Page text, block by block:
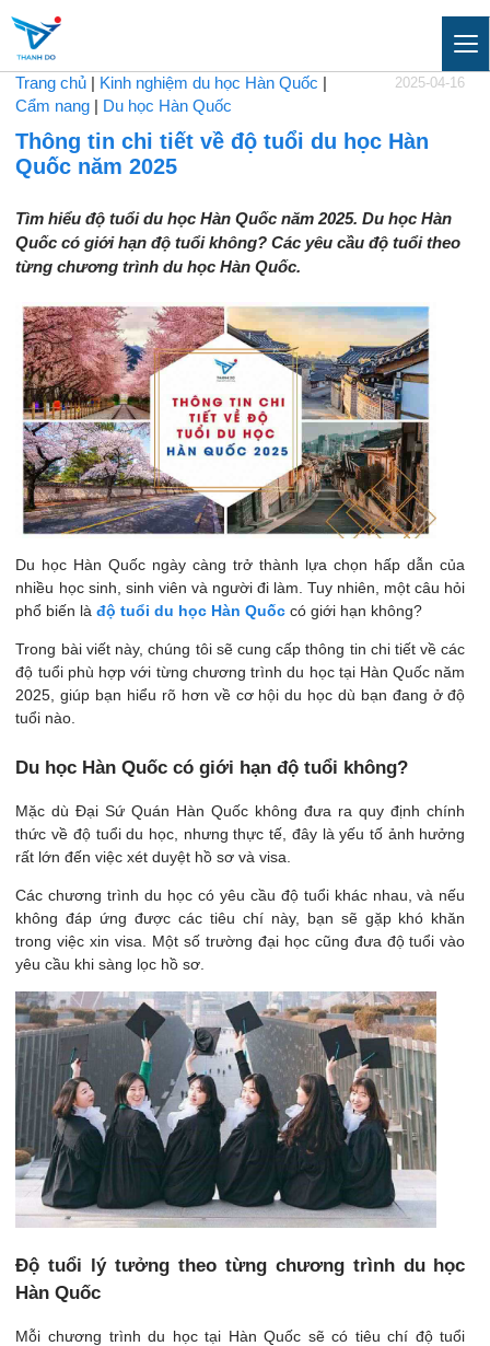
Trang chủ Kinh nghiệm du học Hàn Quốc
Cẩm nang
Du học Hàn Quốc
2025-04-16
Thông tin chi tiết về độ tuổi du học Hàn
Quốc năm 2025
Tìm hiểu độ tuổi du học Hàn Quốc năm 2025. Du học Hàn
Quốc có giới hạn độ tuổi không? Các yêu cầu độ tuổi theo
từng chương trình du học Hàn Quốc.
Du học Hàn Quốc ngày càng trở thành lựa chọn hấp dẫn của
nhiều học sinh, sinh viên và người đi làm. Tuy nhiên, một câu hỏi
phổ biến làđộ tuổi du học Hàn Quốc có giới hạn không?
Trong bài viết này, chúng tôi sẽ cung cấp thông tin chi tiết về các
độ tuổi phù hợp với từng chương trình du học tại Hàn Quốc năm
2025, giúp bạn hiểu rõ hơn về cơ hội du học dù bạn đang ở độ
tuổi nào.
Du học Hàn Quốc có giới hạn độ tuổi không?
Mặc dù Đại Sứ Quán Hàn Quốc không đưa ra quy định chính
thức về độ tuổi du học, nhưng thực tế, đây là yếu tố ảnh hưởng
rất lớn đến việc xét duyệt hồ sơ và visa.
Các chương trình du học có yêu cầu độ tuổi khác nhau, và nếu
không đáp ứng được các tiêu chí này, bạn sẽ gặp khó khăn
trong việc xin visa. Một số trường đại học cũng đưa độ tuổi vào
yêu cầu khi sàng lọc hồ sơ.
Độ tuổi lý tưởng theo từng chương trình du học
Hàn Quốc
Mỗi chương trình du học tại Hàn Quốc sẽ có tiêu chí độ tuổi